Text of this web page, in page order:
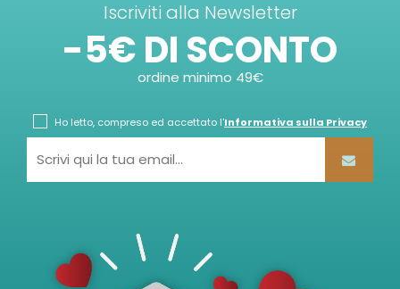
Iscriviti alla Newsletter
-5€ DI SCONTO
ordine minimo 49€
Ho letto, compreso ed accettato l'Informativa sulla Privacy